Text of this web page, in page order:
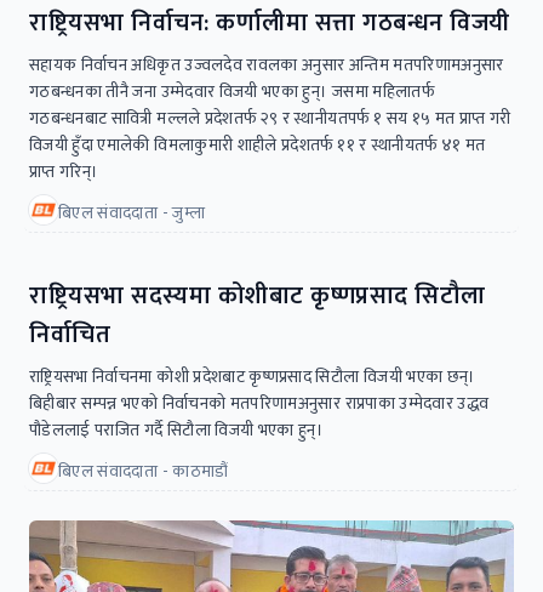
राष्ट्रियसभा निर्वाचन: कर्णालीमा सत्ता गठबन्धन विजयी
सहायक निर्वाचन अधिकृत उज्वलदेव रावलका अनुसार अन्तिम मतपरिणामअनुसार
गठबन्धनका तीनै जना उम्मेदवार विजयी भएका हुन्। जसमा महिलातर्फ
गठबन्धनबाट सावित्री मल्लले प्रदेशतर्फ २९ र स्थानीयतपर्फ १ सय १५ मत प्राप्त गरी
विजयी हुँदा एमालेकी विमलाकुमारी शाहीले प्रदेशतर्फ ११ र स्थानीयतर्फ ४१ मत
प्राप्त गरिन्।
बिएल संवाददाता - जुम्ला
राष्ट्रियसभा सदस्यमा कोशीबाट कृष्णप्रसाद सिटौला
निर्वाचित
राष्ट्रियसभा निर्वाचनमा कोशी प्रदेशबाट कृष्णप्रसाद सिटौला विजयी भएका छन्।
बिहीबार सम्पन्न भएकाे निर्वाचनकाे मतपरिणामअनुसार राप्रपाका उम्मेदवार उद्धव
पौडेललाई पराजित गर्दै सिटौला विजयी भएका हुन्।
बिएल संवाददाता - काठमाडौं